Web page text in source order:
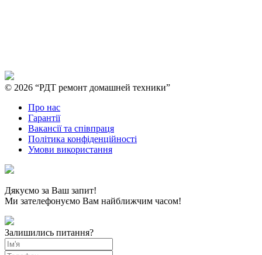
© 2026 “РДТ ремонт домашней техники”
Про нас
Гарантії
Вакансії та співпраця
Політика конфіденційності
Умови використання
Дякуємо за Ваш запит!
Ми зателефонуємо Вам найближчим часом!
Залишились питання?